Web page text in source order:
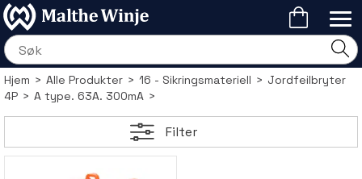
Hjem>Alle Produkter>16 - Sikringsmateriell>Jordfeilbryter
4P>A type. 63A. 300mA>
Filter